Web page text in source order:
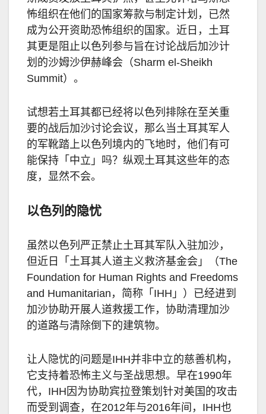
怖组织在他们的国家筹款与制定计划，已然
成为公开资助恐怖组织的国家。近日，土耳
其更是阻止以色列参与旨在讨论战后加沙计
划的沙姆沙伊赫峰会（Sharm el-Sheikh
Summit）。
试想若土耳其都已经将以色列排除在至关重
要的战后加沙讨论会议，那么当土耳其军人
的军靴踏上以色列境内的飞地时，他们有可
能保持「中立」吗？纵观土耳其这些年的态
度，显然不会。
以色列的隐忧
虽然以色列严正禁止土耳其军队入驻加沙，
但近日「土耳其人道主义救济基金会」（The
Foundation for Human Rights and Freedoms
and Humanitarian，简称「IHH」）已经进到
加沙协助开展人道救援工作，协助清理加沙
的道路与清除倒下的建筑物。
让人隐忧的问题是IHH并非中立的慈善机构，
它支持着恐怖主义与圣战思想。早在1990年
代，IHH因为协助宾拉登策划针对美国的攻击
而受到调查，在2012年与2016年间，IHH也